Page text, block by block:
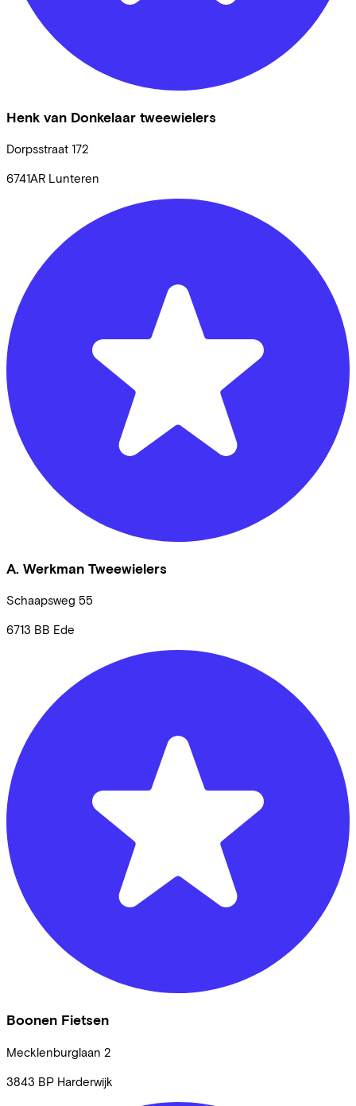
Henk van Donkelaar tweewielers
Dorpsstraat 172
6741AR Lunteren
A. Werkman Tweewielers
Schaapsweg 55
6713 BB Ede
Boonen Fietsen
Mecklenburglaan 2
3843 BP Harderwijk